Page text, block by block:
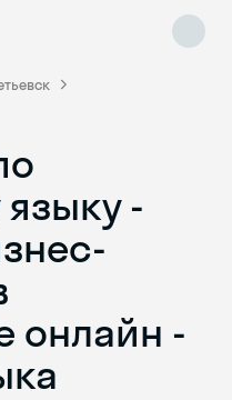
-
онлайн -